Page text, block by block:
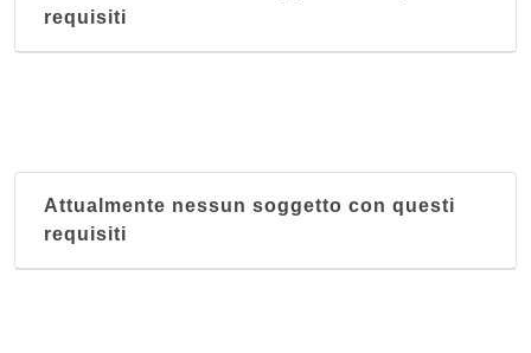
requisiti
Attualmente nessun soggetto con questi
requisiti